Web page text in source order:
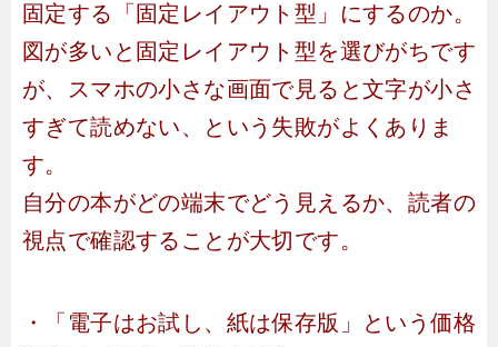
固定する「固定レイアウト型」にするのか。
図が多いと固定レイアウト型を選びがちです
が、スマホの小さな画面で見ると文字が小さ
すぎて読めない、という失敗がよくありま
す。
自分の本がどの端末でどう見えるか、読者の
視点で確認することが大切です。
・「電子はお試し、紙は保存版」という価格